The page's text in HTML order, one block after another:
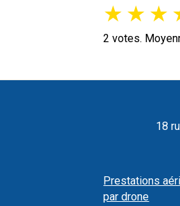
★ ★ ★
2 votes.
18
Prestations
par drone